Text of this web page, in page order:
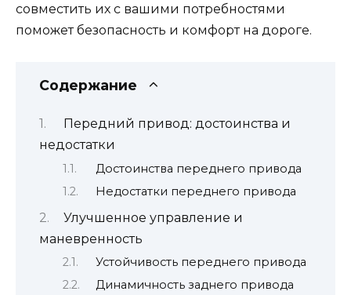
совместить их с вашими потребностями
поможет безопасность и комфорт на дороге.
Содержание
Передний привод: достоинства и
недостатки
Достоинства переднего привода
Недостатки переднего привода
Улучшенное управление и
маневренность
Устойчивость переднего привода
Динамичность заднего привода